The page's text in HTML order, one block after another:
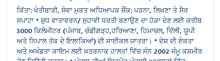
ਕਿੱਤਾ: ਖੇਤੀਬਾੜੀ, ਸੇਵਾ ਮੁਕਤ ਅਧਿਆਪਕ ਸ਼ੌਂਕ: ਪੜਨਾ, ਲਿਖਣਾ ਤੇ ਸੈਰ
ਸਪਾਟਾ * ਸ਼ੁਧ ਵਾਤਾਵਰਨ/ ਸੁਹਾਵੀ ਧਰਤੀ ਬਣਾਉਣ ਦਾ ਹੋਕਾ ਦੇਣ ਲਈ ਕਰੀਬ
3000 ਕਿਲੋਮੀਟਰ (ਪੰਜਾਬ, ਚੰਡੀਗੜ੍ਹ,ਹਰਿਆਣਾ, ਹਿਮਾਚਲ, ਦਿੱਲੀ, ਯੂਪੀ
ਅਤੇ ਨਿਪਾਲ ਤੱਕ ਦੇ ਇਲਾਕਿਆਂ) ਦੀ ਸਾਈਕਲ ਯਾਤਰਾ। * ਦੇਸ਼ ਦੀ ਏਕਤਾ
ਅਤੇ ਅਖੰਡਤਾ ਕਾਇਮ ਲਈ ਖ਼ਤਰਨਾਕ ਹਾਲਤਾਂ ਵਿੱਚ ਸੰਨ 2002 ਜੰਮੂ ਕਸ਼ਮੀਰ